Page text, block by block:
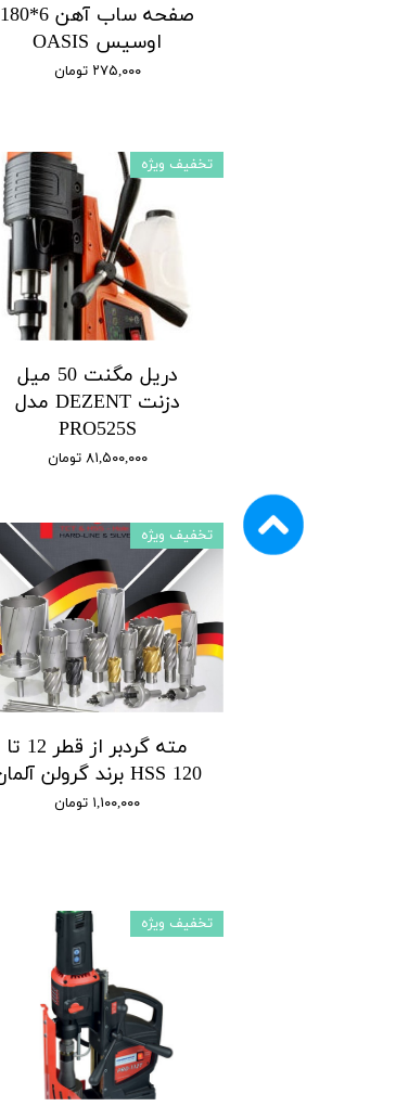
صفحه ساب آهن 6*180
اوسیس OASIS
۲۷۵,۰۰۰ تومان
دریل مگنت 50 میل
دزنت DEZENT مدل
PRO525S
۸۱,۵۰۰,۰۰۰ تومان
تخفیف ویژه
مته گردبر از قطر 12 تا
120 HSS برند گرولن آلمان
۱,۱۰۰,۰۰۰ تومان
تخفیف ویژه
تخفیف ویژه